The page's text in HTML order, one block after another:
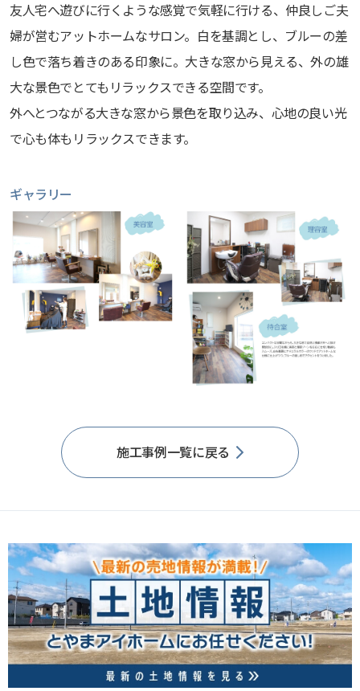
友人宅へ遊びに行くような感覚で気軽に行ける、仲良しご夫
婦が営むアットホームなサロン。白を基調とし、ブルーの差
し色で落ち着きのある印象に。大きな窓から見える、外の雄
大な景色でとてもリラックスできる空間です。
外へとつながる大きな窓から景色を取り込み、心地の良い光
で心も体もリラックスできます。
ギャラリー
施工事例一覧に戻る